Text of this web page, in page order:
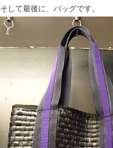
そして最後に、バッグです。